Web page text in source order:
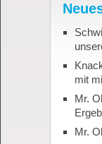
mit
Mr.
Mr.